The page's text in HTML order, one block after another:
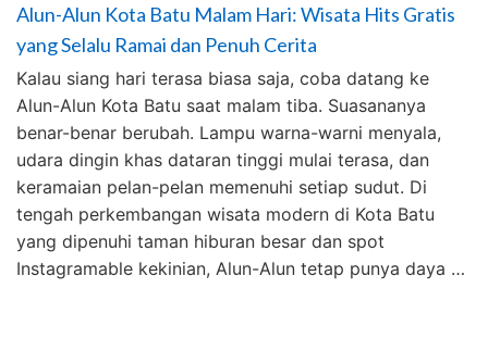
Alun-Alun Kota Batu Malam Hari: Wisata Hits Gratis
yang Selalu Ramai dan Penuh Cerita
Kalau siang hari terasa biasa saja, coba datang ke
Alun-Alun Kota Batu saat malam tiba. Suasananya
benar-benar berubah. Lampu warna-warni menyala,
udara dingin khas dataran tinggi mulai terasa, dan
keramaian pelan-pelan memenuhi setiap sudut. Di
tengah perkembangan wisata modern di Kota Batu
yang dipenuhi taman hiburan besar dan spot
Instagramable kekinian, Alun-Alun tetap punya daya …